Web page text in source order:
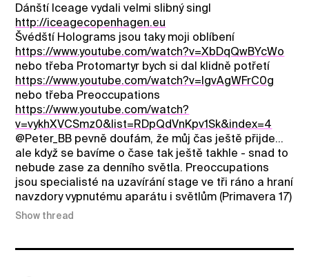
Dánští Iceage vydali velmi slibný singl
http://iceagecopenhagen.eu
Švédští Holograms jsou taky moji oblíbení
https://www.youtube.com/watch?v=XbDqQwBYcWo
nebo třeba Protomartyr bych si dal klidně potřetí
https://www.youtube.com/watch?v=IgvAgWFrC0g
nebo třeba Preoccupations
https://www.youtube.com/watch?
v=vykhXVCSmz0&list=RDpQdVnKpv1Sk&index=4
@Peter_BB pevně doufám, že můj čas ještě přijde...
ale když se bavíme o čase tak ještě takhle - snad to
nebude zase za denního světla. Preoccupations
jsou specialisté na uzavírání stage ve tři ráno a hraní
navzdory vypnutému aparátu i světlům (Primavera 17)
Show thread